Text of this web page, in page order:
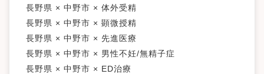
女医在籍
不妊治療専門 凍結保存
マイナ受付
バリアフリー
クレジットカード利用可
オンライン診療
英語対応
長野県 × 中野市 × 体外受精
長野県 × 中野市 × 顕微授精
長野県 × 中野市 × 先進医療
長野県 × 中野市 × 男性不妊/無精子症
長野県 × 中野市 × ED治療